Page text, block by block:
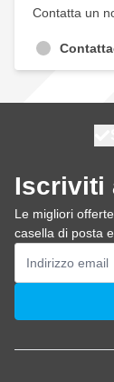
Contatta un
Iscriviti
Le migliori
casella di posta
Indirizzo email